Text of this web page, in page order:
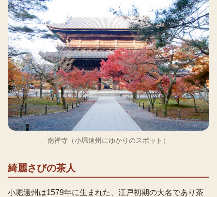
南禅寺（小堀遠州にゆかりのスポット）
綺麗さびの茶人
小堀遠州は1579年に生まれた、江戸初期の大名であり茶